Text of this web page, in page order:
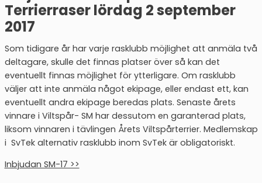
Terrierraser lördag 2 september
2017
Som tidigare år har varje rasklubb möjlighet att anmäla två
deltagare, skulle det finnas platser över så kan det
eventuellt finnas möjlighet för ytterligare. Om rasklubb
väljer att inte anmäla något ekipage, eller endast ett, kan
eventuellt andra ekipage beredas plats. Senaste årets
vinnare i Viltspår- SM har dessutom en garanterad plats,
liksom vinnaren i tävlingen Årets Viltspårterrier. Medlemskap
i SvTek alternativ rasklubb inom SvTek är obligatoriskt.
Inbjudan SM-17 >>